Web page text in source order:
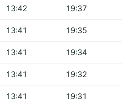
13:42 19:37
13:41 19:35
13:41 19:34
13:41 19:32
13:41 19:31